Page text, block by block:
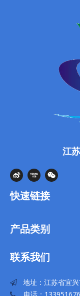
江
快速链接
产品类别
联系我们
 地址：江苏省宜
